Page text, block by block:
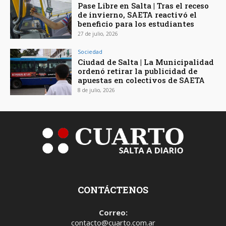
Pase Libre en Salta | Tras el receso
de invierno, SAETA reactivó el
beneficio para los estudiantes
27 de julio, 2026
Sociedad
Ciudad de Salta | La Municipalidad
ordenó retirar la publicidad de
apuestas en colectivos de SAETA
8 de julio, 2026
CONTÁCTENOS
Correo:
contacto@cuarto.com.ar